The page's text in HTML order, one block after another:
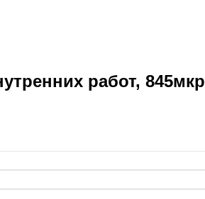
работ, 845мкр